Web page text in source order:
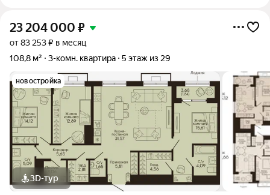
23 204 000 ₽
от 83 253 ₽ в месяц
108,8 м²
3-комн. квартира 5 этаж из 29
новостройка
3D-тур